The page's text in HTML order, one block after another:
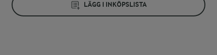
LÄGG I INKÖPSLISTA